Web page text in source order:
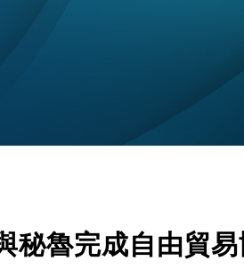
秘魯完成自由貿